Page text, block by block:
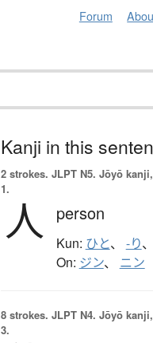
Forum
Kanji in this
2 strokes. JLPT N5. Jōyō
1.
人 person
Kun: ひと、 -り、
On: ジン、 ニン
8 strokes. JLPT N4. Jōyō
3.